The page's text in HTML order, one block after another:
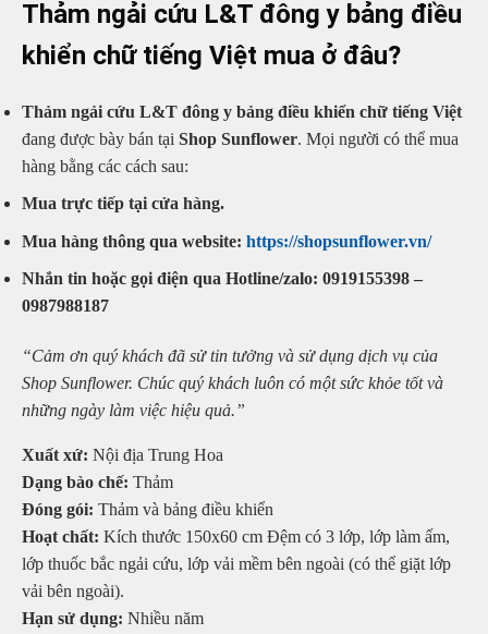
Thảm ngải cứu L&T đông y bảng điều
khiển chữ tiếng Việt mua ở đâu?
Thảm ngải cứu L&T đông y bảng điều khiển chữ tiếng Việt
đang được bày bán tại Shop Sunflower. Mọi người có thể mua
hàng bằng các cách sau:
Mua trực tiếp tại cửa hàng.
Mua hàng thông qua website: https://shopsunflower.vn/
Nhắn tin hoặc gọi điện qua Hotline/zalo: 0919155398 –
0987988187
“Cảm ơn quý khách đã sử tin tưởng và sử dụng dịch vụ của
Shop Sunflower. Chúc quý khách luôn có một sức khỏe tốt và
những ngày làm việc hiệu quả.”
Xuất xứ: Nội địa Trung Hoa
Dạng bào chế: Thảm
Đóng gói: Thảm và bảng điều khiển
Hoạt chất: Kích thước 150x60 cm Đệm có 3 lớp, lớp làm ấm,
lớp thuốc bắc ngải cứu, lớp vải mềm bên ngoài (có thể giặt lớp
vải bên ngoài).
Hạn sử dụng: Nhiều năm